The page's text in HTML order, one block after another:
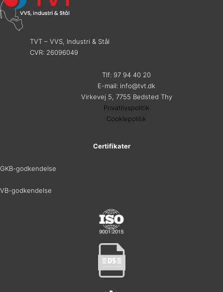
TVT – VVS, Industri & Stål
CVR: 26096049
Tlf: 97 94 40 20
E-mail: info@tvt.dk
Virkevej 5, 7755 Bedsted Thy
Privatlivspolitik
Cookiepolitik
Certifikater
GKB-godkendelse
VB-godkendelse